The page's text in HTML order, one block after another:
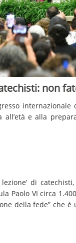
non
e alla
di
Paolo VI circa
della fede”